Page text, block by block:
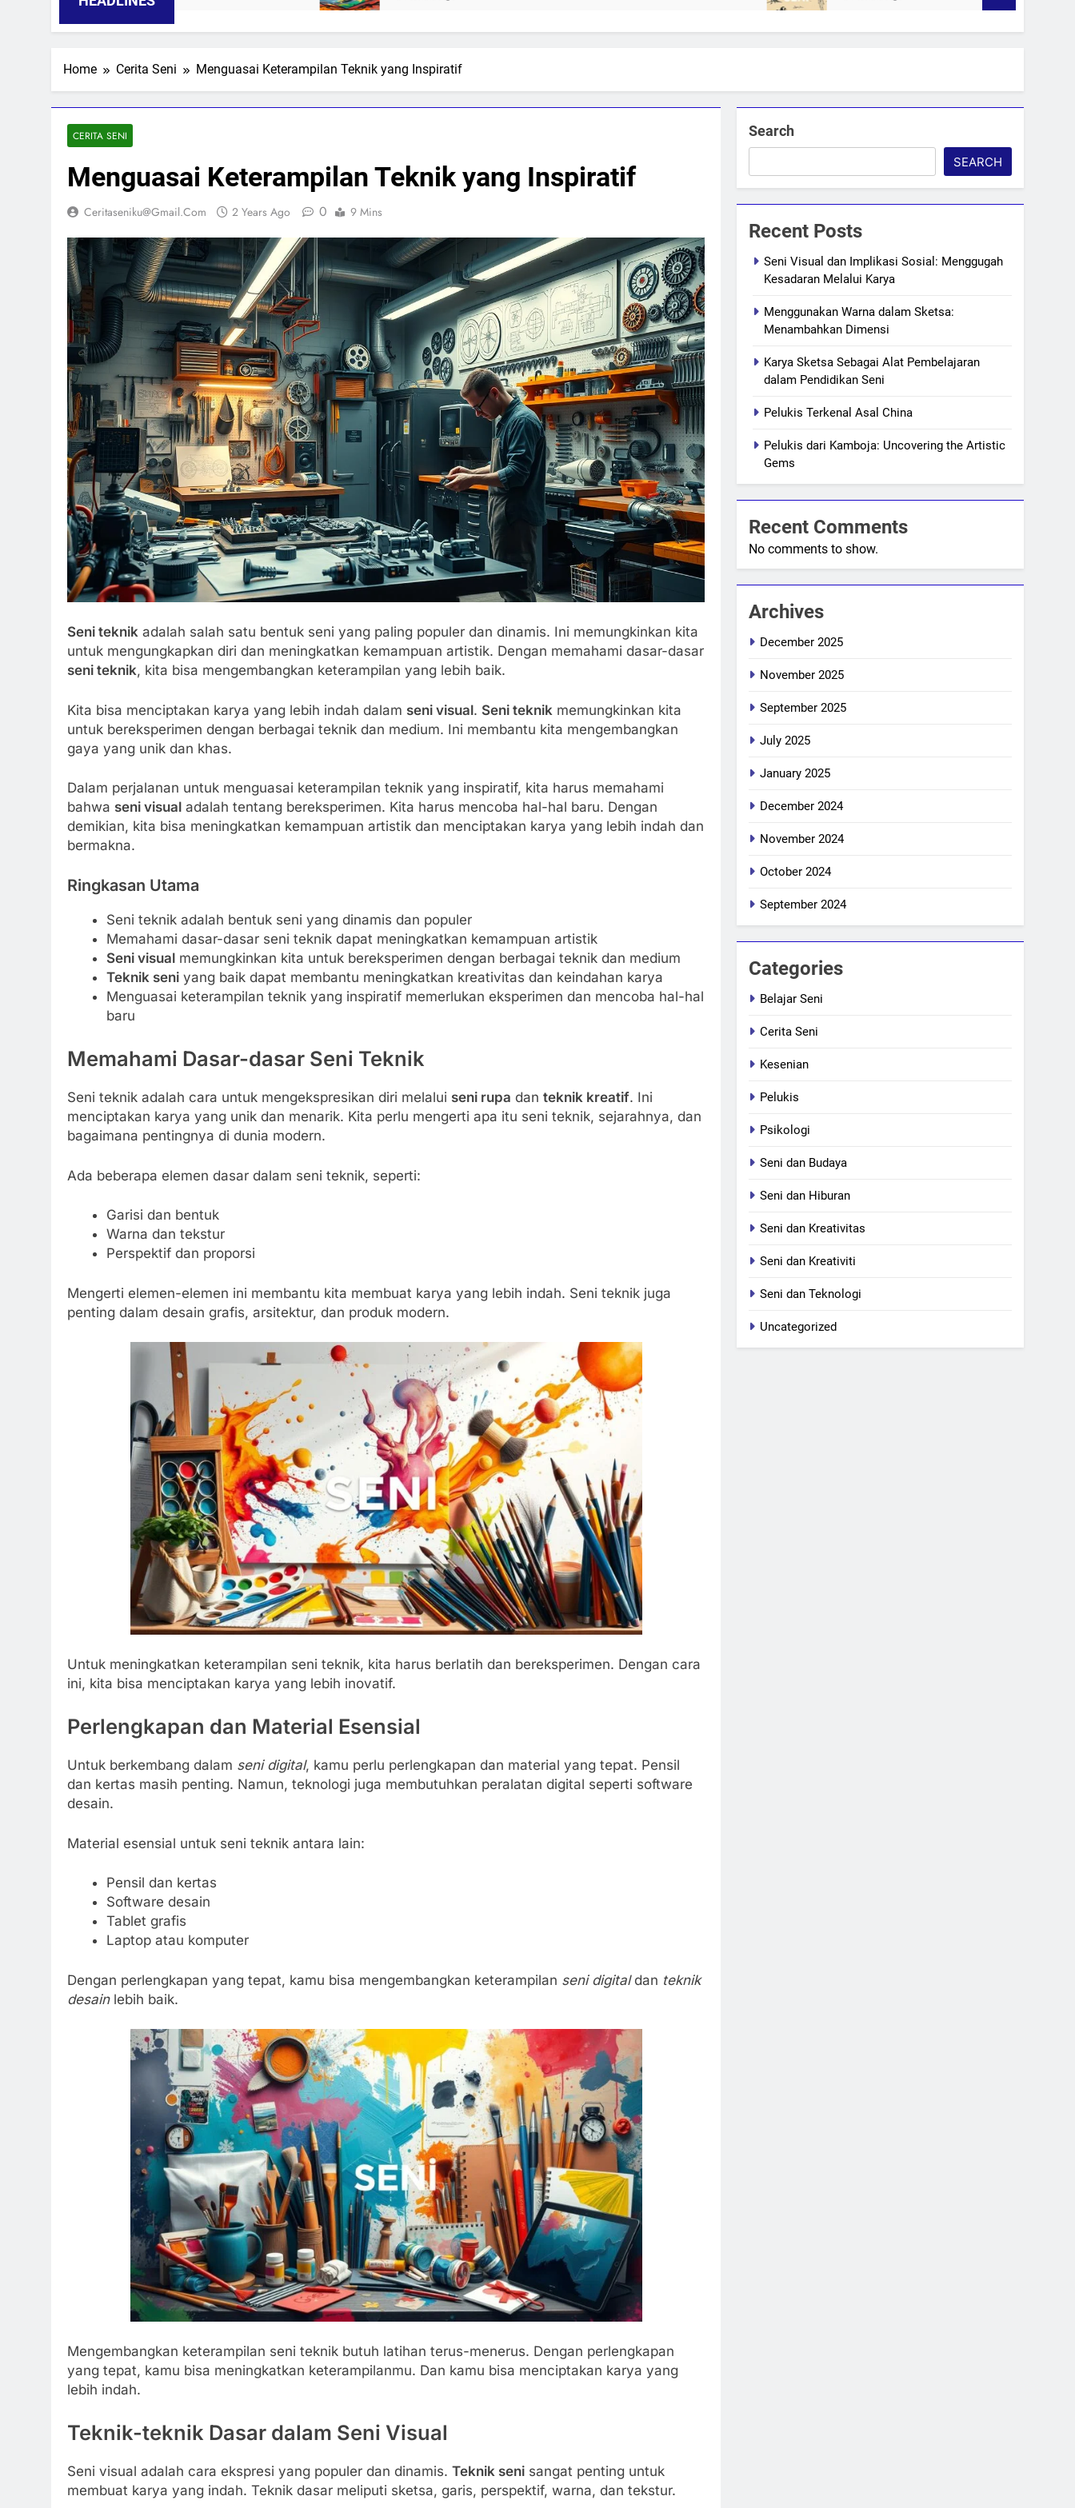
Home Cerita Seni Menguasai Keterampilan Teknik yang Inspiratif
CERITA SENI
Menguasai Keterampilan Teknik yang Inspiratif
Ceritaseniku@gmail.com 2 Years Ago 0 9 Mins
Seni teknik adalah salah satu bentuk seni yang paling populer dan dinamis. Ini memungkinkan kita
untuk mengungkapkan diri dan meningkatkan kemampuan artistik. Dengan memahami dasar-dasar
seni teknik, kita bisa mengembangkan keterampilan yang lebih baik.
Kita bisa menciptakan karya yang lebih indah dalam seni visual. Seni teknik memungkinkan kita
untuk bereksperimen dengan berbagai teknik dan medium. Ini membantu kita mengembangkan
gaya yang unik dan khas.
Dalam perjalanan untuk menguasai keterampilan teknik yang inspiratif, kita harus memahami
bahwa seni visual adalah tentang bereksperimen. Kita harus mencoba hal-hal baru. Dengan
demikian, kita bisa meningkatkan kemampuan artistik dan menciptakan karya yang lebih indah dan
bermakna.
Ringkasan Utama
Seni teknik adalah bentuk seni yang dinamis dan populer
Memahami dasar-dasar seni teknik dapat meningkatkan kemampuan artistik
Seni visualmemungkinkan kita untuk bereksperimen dengan berbagai teknik dan medium
Teknik seniyang baik dapat membantu meningkatkan kreativitas dan keindahan karya
Menguasai keterampilan teknik yang inspiratif memerlukan eksperimen dan mencoba hal-hal
baru
Memahami Dasar-dasar Seni Teknik
Seni teknik adalah cara untuk mengekspresikan diri melalui seni rupa dan teknik kreatif. Ini
menciptakan karya yang unik dan menarik. Kita perlu mengerti apa itu seni teknik, sejarahnya, dan
bagaimana pentingnya di dunia modern.
Ada beberapa elemen dasar dalam seni teknik, seperti:
Garisi dan bentuk
Warna dan tekstur
Perspektif dan proporsi
Mengerti elemen-elemen ini membantu kita membuat karya yang lebih indah. Seni teknik juga
penting dalam desain grafis, arsitektur, dan produk modern.
Untuk meningkatkan keterampilan seni teknik, kita harus berlatih dan bereksperimen. Dengan cara
ini, kita bisa menciptakan karya yang lebih inovatif.
Perlengkapan dan Material Esensial
Untuk berkembang dalam seni digital, kamu perlu perlengkapan dan material yang tepat. Pensil
dan kertas masih penting. Namun, teknologi juga membutuhkan peralatan digital seperti software
desain.
Material esensial untuk seni teknik antara lain:
Pensil dan kertas
Software desain
Tablet grafis
Laptop atau komputer
Dengan perlengkapan yang tepat, kamu bisa mengembangkan keterampilan seni digitaldan teknik
desainlebih baik.
Mengembangkan keterampilan seni teknik butuh latihan terus-menerus. Dengan perlengkapan
yang tepat, kamu bisa meningkatkan keterampilanmu. Dan kamu bisa menciptakan karya yang
lebih indah.
Teknik-teknik Dasar dalam Seni Visual
Seni visual adalah cara ekspresi yang populer dan dinamis. Teknik seni sangat penting untuk
membuat karya yang indah. Teknik dasar meliputi sketsa, garis, perspektif, warna, dan tekstur.
Search
SEARCH
Recent Posts
Seni Visual dan Implikasi Sosial: Menggugah
Kesadaran Melalui Karya
Menggunakan Warna dalam Sketsa:
Menambahkan Dimensi
Karya Sketsa Sebagai Alat Pembelajaran
dalam Pendidikan Seni
Pelukis Terkenal Asal China
Pelukis dari Kamboja: Uncovering the Artistic
Gems
Recent Comments
No comments to show.
Archives
December 2025
November 2025
September 2025
July 2025
January 2025
December 2024
November 2024
October 2024
September 2024
Categories
Belajar Seni
Cerita Seni
Kesenian
Pelukis
Psikologi
Seni dan Budaya
Seni dan Hiburan
Seni dan Kreativitas
Seni dan Kreativiti
Seni dan Teknologi
Uncategorized